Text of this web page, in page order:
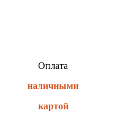
Оплата
наличными
картой